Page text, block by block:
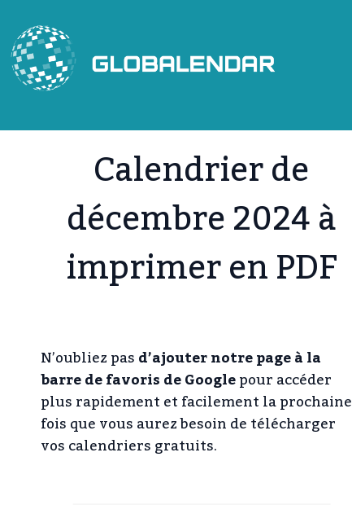
contenu
Calendrier de
décembre 2024 à
imprimer en PDF
N’oubliez pasd’ajouter notre page à la
barre de favoris de Googlepour accéder
plus rapidement et facilement la prochaine
fois que vous aurez besoin de télécharger
vos calendriers gratuits.